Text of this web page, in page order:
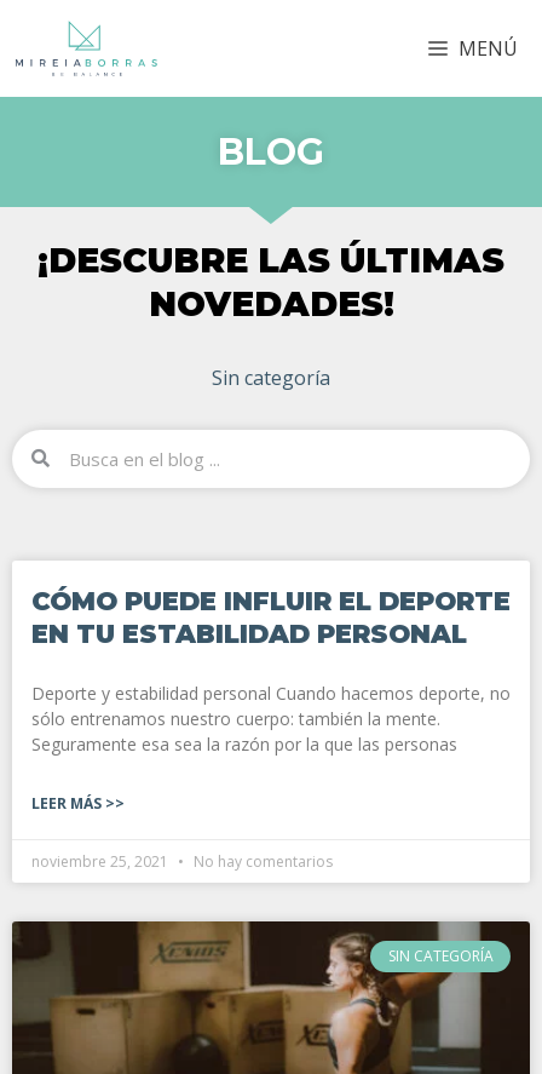
MENÚ
BLOG
¡DESCUBRE LAS ÚLTIMAS
NOVEDADES!
Sin categoría
CÓMO PUEDE INFLUIR EL DEPORTE
EN TU ESTABILIDAD PERSONAL
Deporte y estabilidad personal Cuando hacemos deporte, no
sólo entrenamos nuestro cuerpo: también la mente.
Seguramente esa sea la razón por la que las personas
LEER MÁS >>
noviembre 25, 2021 No hay comentarios
SIN CATEGORÍA